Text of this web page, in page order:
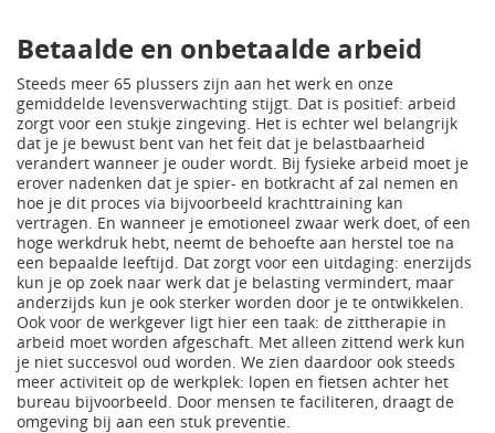
Betaalde en onbetaalde arbeid
Steeds meer 65 plussers zijn aan het werk en onze
gemiddelde levensverwachting stijgt. Dat is positief: arbeid
zorgt voor een stukje zingeving. Het is echter wel belangrijk
dat je je bewust bent van het feit dat je belastbaarheid
verandert wanneer je ouder wordt. Bij fysieke arbeid moet je
erover nadenken dat je spier- en botkracht af zal nemen en
hoe je dit proces via bijvoorbeeld krachttraining kan
vertragen. En wanneer je emotioneel zwaar werk doet, of een
hoge werkdruk hebt, neemt de behoefte aan herstel toe na
een bepaalde leeftijd. Dat zorgt voor een uitdaging: enerzijds
kun je op zoek naar werk dat je belasting vermindert, maar
anderzijds kun je ook sterker worden door je te ontwikkelen.
Ook voor de werkgever ligt hier een taak: de zittherapie in
arbeid moet worden afgeschaft. Met alleen zittend werk kun
je niet succesvol oud worden. We zien daardoor ook steeds
meer activiteit op de werkplek: lopen en fietsen achter het
bureau bijvoorbeeld. Door mensen te faciliteren, draagt de
omgeving bij aan een stuk preventie.